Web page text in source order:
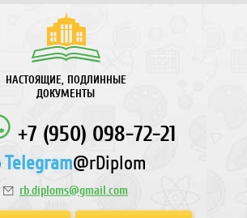
НАСТОЯЩИЕ, ПОДЛИННЫЕ
ДОКУМЕНТЫ
+7 (950) 098-72-21
Telegram@rDiplom
rb.diploms@gmail.com